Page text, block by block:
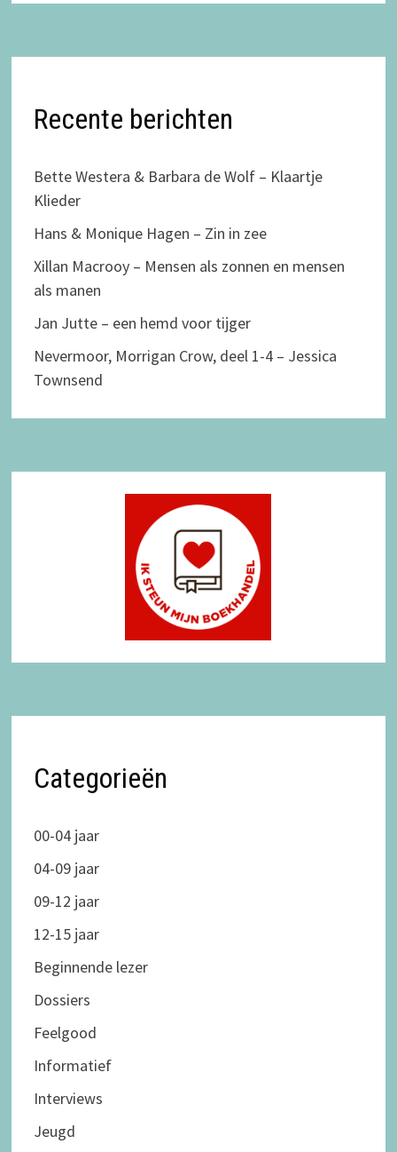
Recente berichten
Bette Westera & Barbara de Wolf – Klaartje
Klieder
Hans & Monique Hagen – Zin in zee
Xillan Macrooy – Mensen als zonnen en mensen
als manen
Jan Jutte – een hemd voor tijger
Nevermoor, Morrigan Crow, deel 1-4 – Jessica
Townsend
Categorieën
00-04 jaar
04-09 jaar
09-12 jaar
12-15 jaar
Beginnende lezer
Dossiers
Feelgood
Informatief
Interviews
Jeugd